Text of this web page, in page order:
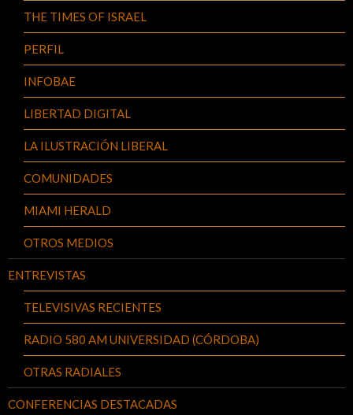
THE TIMES OF ISRAEL
PERFIL
INFOBAE
LIBERTAD DIGITAL
LA ILUSTRACIÓN LIBERAL
COMUNIDADES
MIAMI HERALD
OTROS MEDIOS
ENTREVISTAS
TELEVISIVAS RECIENTES
RADIO 580 AM UNIVERSIDAD (CÓRDOBA)
OTRAS RADIALES
CONFERENCIAS DESTACADAS